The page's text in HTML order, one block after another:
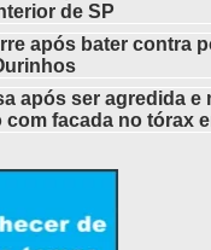
de SP
após bater contra
após ser agredida e
facada no tórax